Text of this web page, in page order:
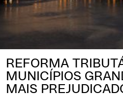
REFORMA
MUNICÍPIOS
MAIS